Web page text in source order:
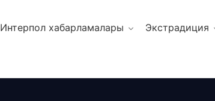
Интерпол хабарламалары Экстрадиция